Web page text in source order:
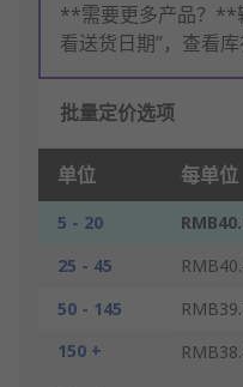
**需要更多产品？**
看送货日期”，查看库
批量定价选项
单位 每单位
5 - 20
25 - 45
50 - 145
150 +